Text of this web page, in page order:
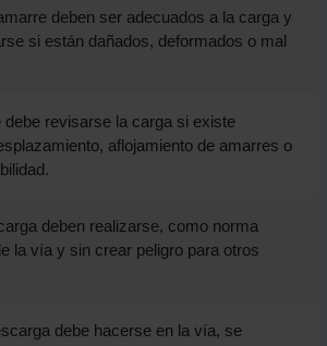
deben ser adecuados a la carga y
si están dañados, deformados o mal
debe revisarse la carga si existe
aflojamiento de amarres o
deben realizarse, como norma
la vía y sin crear peligro para otros
debe hacerse en la vía, se